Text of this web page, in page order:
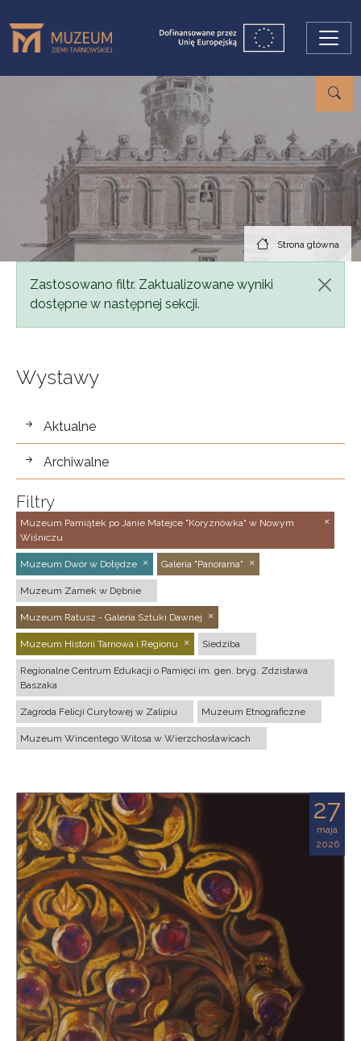
Strona główna
Komunikat
Zastosowano filtr. Zaktualizowane wyniki
dostępne w następnej sekcji.
Wystawy
wystawy
Aktualne
Archiwalne
Filtry
Muzeum Pamiątek po Janie Matejce "Koryznówka" w Nowym
Wiśniczu
Muzeum Dwór w Dołędze Galeria "Panorama"
Muzeum Zamek w Dębnie
Muzeum Ratusz - Galeria Sztuki Dawnej
Muzeum Historii Tarnowa i Regionu Siedziba
Regionalne Centrum Edukacji o Pamięci im. gen. bryg. Zdzisława
Baszaka
Zagroda Felicji Curyłowej w Zalipiu Muzeum Etnograficzne
Muzeum Wincentego Witosa w Wierzchosławicach
27
maja
2026